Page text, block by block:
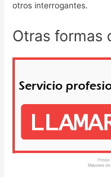
otros interrogantes.
Otras formas